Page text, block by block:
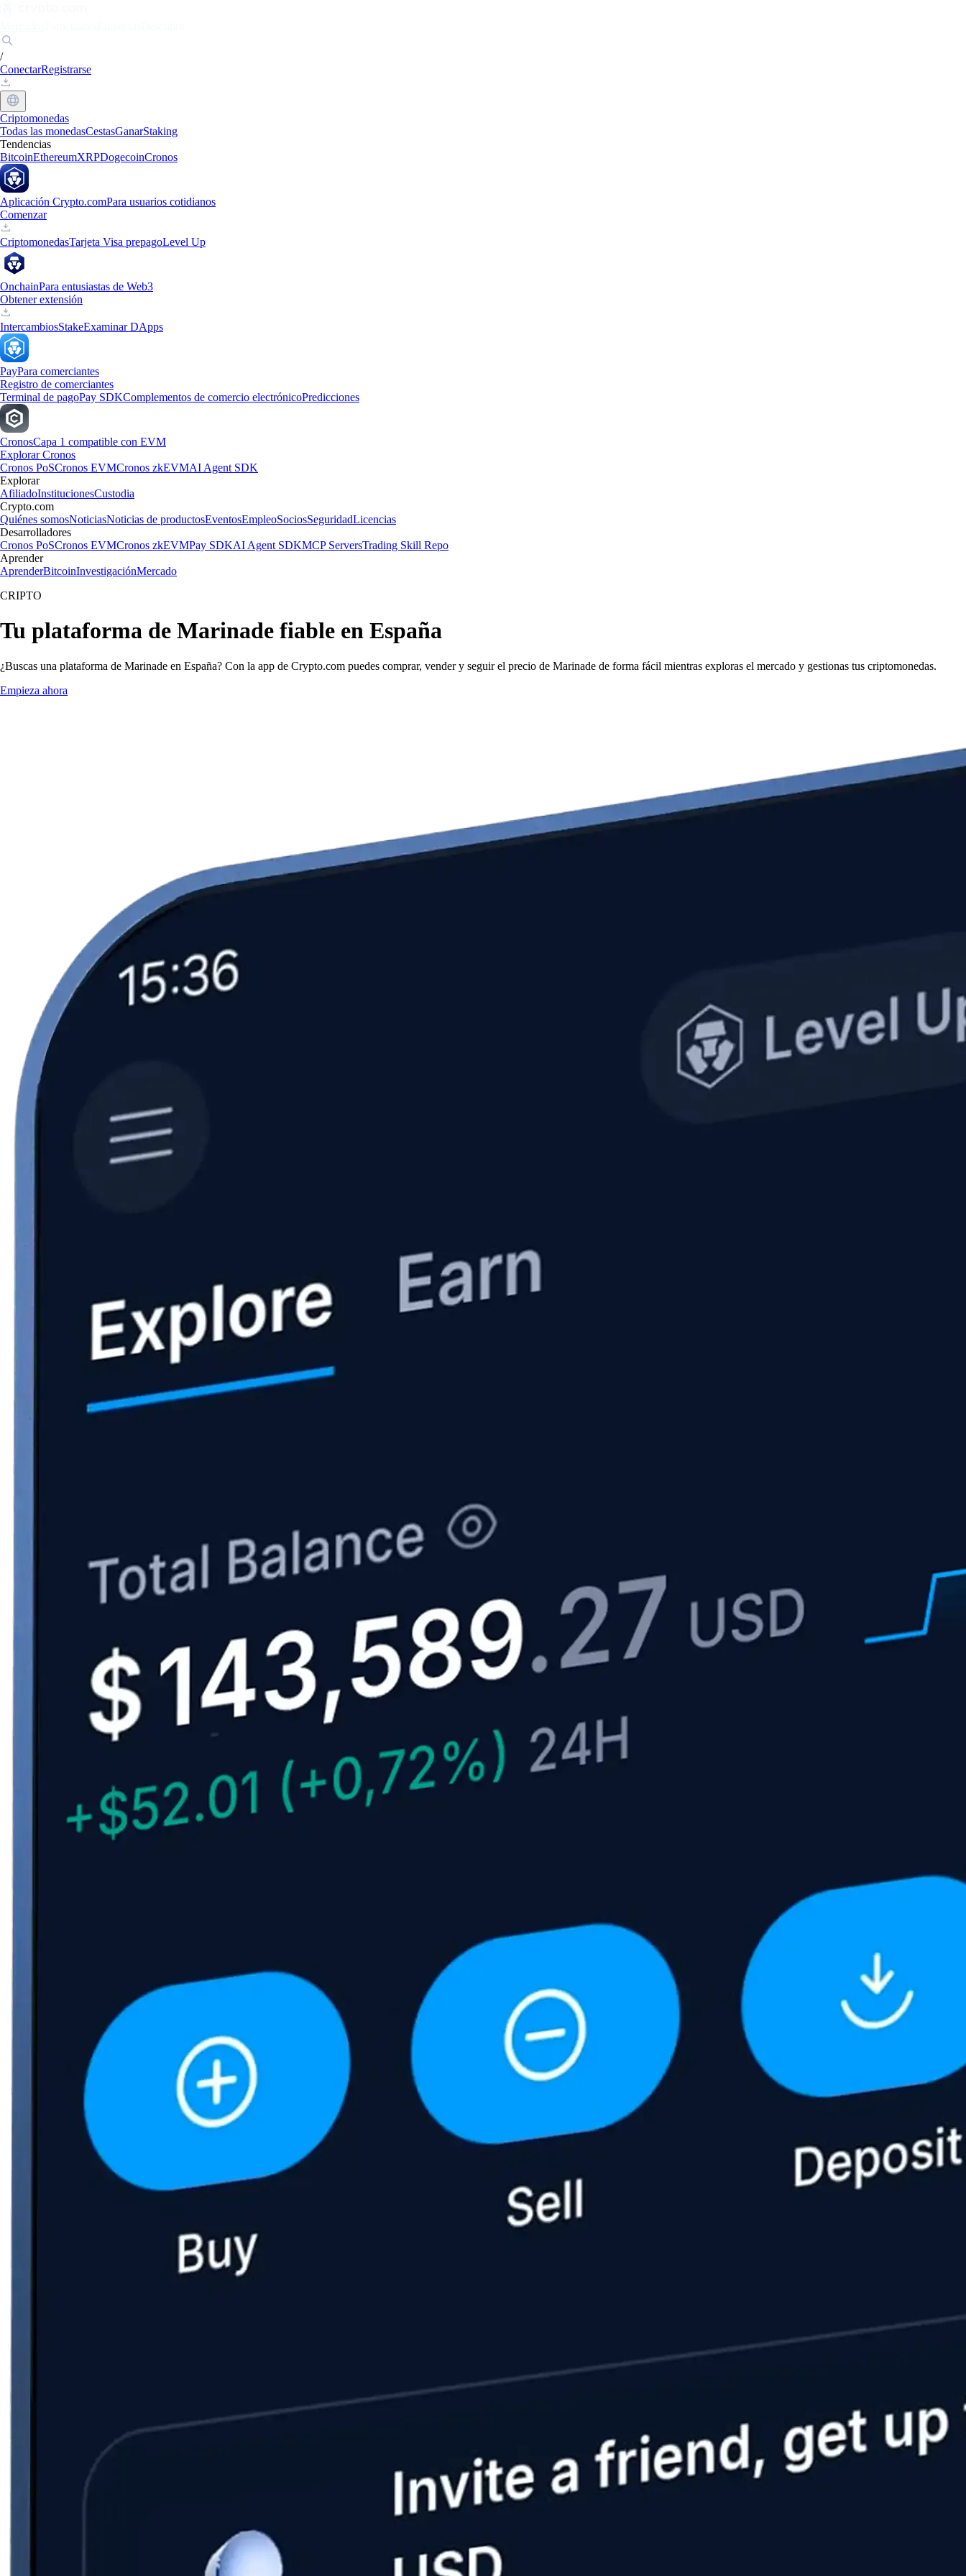
/
ConectarRegistrarse
Criptomonedas
Todas las monedasCestasGanarStaking
Tendencias
BitcoinEthereumXRPDogecoinCronos
Aplicación Crypto.comPara usuarios cotidianos
Comenzar
CriptomonedasTarjeta Visa prepagoLevel Up
OnchainPara entusiastas de Web3
Obtener extensión
IntercambiosStakeExaminar DApps
PayPara comerciantes
Registro de comerciantes
Terminal de pagoPay SDKComplementos de comercio electrónicoPredicciones
CronosCapa 1 compatible con EVM
Explorar Cronos
Cronos PoSCronos EVMCronos zkEVMAI Agent SDK
Explorar
AfiliadoInstitucionesCustodia
Crypto.com
Quiénes somosNoticiasNoticias de productosEventosEmpleoSociosSeguridadLicencias
Desarrolladores
Cronos PoSCronos EVMCronos zkEVMPay SDKAI Agent SDKMCP ServersTrading Skill Repo
Aprender
AprenderBitcoinInvestigaciónMercado
CRIPTO
Tu plataforma de Marinade fiable en España
¿Buscas una plataforma de Marinade en España? Con la app de Crypto.com puedes comprar, vender y seguir el precio de Marinade de forma fácil mientras exploras el mercado y gestionas tus criptomonedas.
Empieza ahora